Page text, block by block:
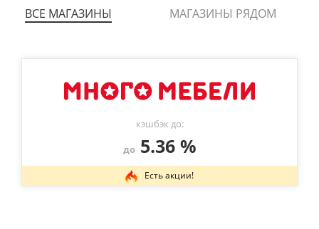
ВСЕ МАГАЗИНЫ МАГАЗИНЫ РЯДОМ
кэшбэк до:
до5.36 %
Есть акции!